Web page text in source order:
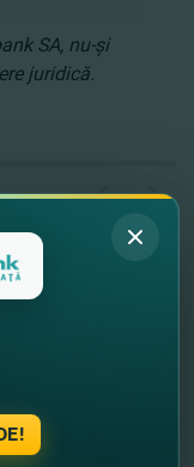
SA, nu-şi
juridică.